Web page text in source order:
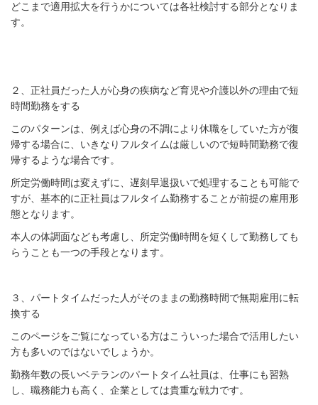
どこまで適用拡大を行うかについては各社検討する部分となりま
す。
２、正社員だった人が心身の疾病など育児や介護以外の理由で短
時間勤務をする
このパターンは、例えば心身の不調により休職をしていた方が復
帰する場合に、いきなりフルタイムは厳しいので短時間勤務で復
帰するような場合です。
所定労働時間は変えずに、遅刻早退扱いで処理することも可能で
すが、基本的に正社員はフルタイム勤務することが前提の雇用形
態となります。
本人の体調面なども考慮し、所定労働時間を短くして勤務しても
らうことも一つの手段となります。
３、パートタイムだった人がそのままの勤務時間で無期雇用に転
換する
このページをご覧になっている方はこういった場合で活用したい
方も多いのではないでしょうか。
勤務年数の長いベテランのパートタイム社員は、仕事にも習熟
し、職務能力も高く、企業としては貴重な戦力です。